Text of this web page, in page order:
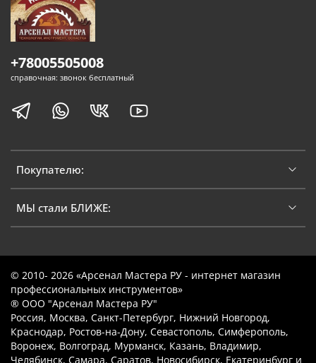
Покупателю:
МЫ стали БЛИЖЕ:
+78005505008
справочная: звонок бесплатный
© 2010- 2026 «Арсенал Мастера РУ - интернет магазин
профессиональных инструментов»
® ООО "Арсенал Мастера РУ"
Россия, Москва, Санкт-Петербург, Нижний Новгород,
Краснодар, Ростов-на-Дону, Севастополь, Симферополь,
Воронеж, Волгоград, Мурманск, Казань, Владимир,
Челябинск, Самара, Саратов, Новосибирск, Екатеринбург и